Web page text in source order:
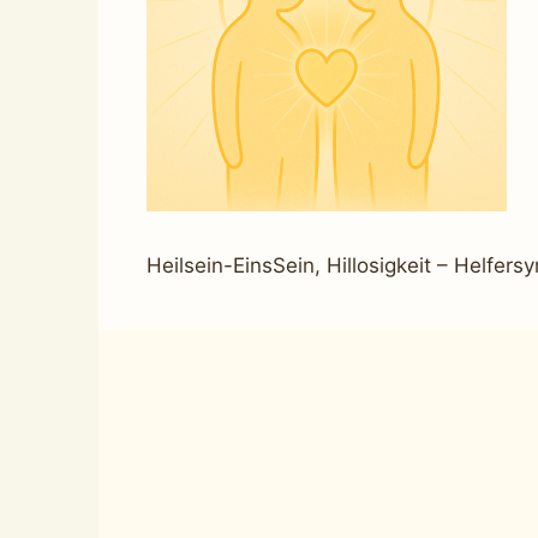
Heilsein-EinsSein, Hillosigkeit –